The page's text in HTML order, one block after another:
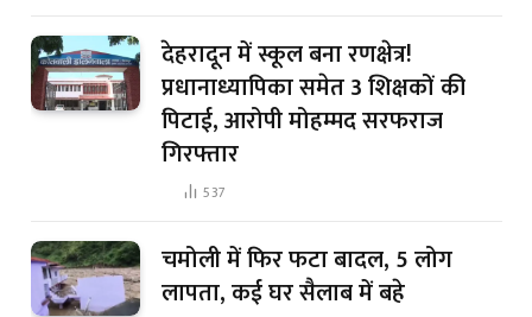
देहरादून में स्कूल बना रणक्षेत्र!
प्रधानाध्यापिका समेत 3 शिक्षकों की
पिटाई, आरोपी मोहम्मद सरफराज
गिरफ्तार
537
चमोली में फिर फटा बादल, 5 लोग
लापता, कई घर सैलाब में बहे